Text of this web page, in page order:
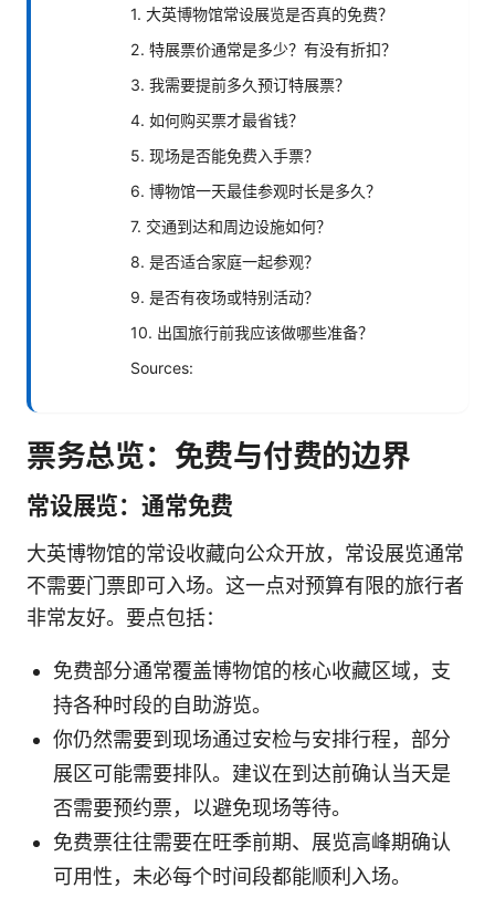
1. 大英博物馆常设展览是否真的免费？
2. 特展票价通常是多少？有没有折扣？
3. 我需要提前多久预订特展票？
4. 如何购买票才最省钱？
5. 现场是否能免费入手票？
6. 博物馆一天最佳参观时长是多久？
7. 交通到达和周边设施如何？
8. 是否适合家庭一起参观？
9. 是否有夜场或特别活动？
10. 出国旅行前我应该做哪些准备？
Sources:
票务总览：免费与付费的边界
常设展览：通常免费
大英博物馆的常设收藏向公众开放，常设展览通常
不需要门票即可入场。这一点对预算有限的旅行者
非常友好。要点包括：
免费部分通常覆盖博物馆的核心收藏区域，支
持各种时段的自助游览。
你仍然需要到现场通过安检与安排行程，部分
展区可能需要排队。建议在到达前确认当天是
否需要预约票，以避免现场等待。
免费票往往需要在旺季前期、展览高峰期确认
可用性，未必每个时间段都能顺利入场。